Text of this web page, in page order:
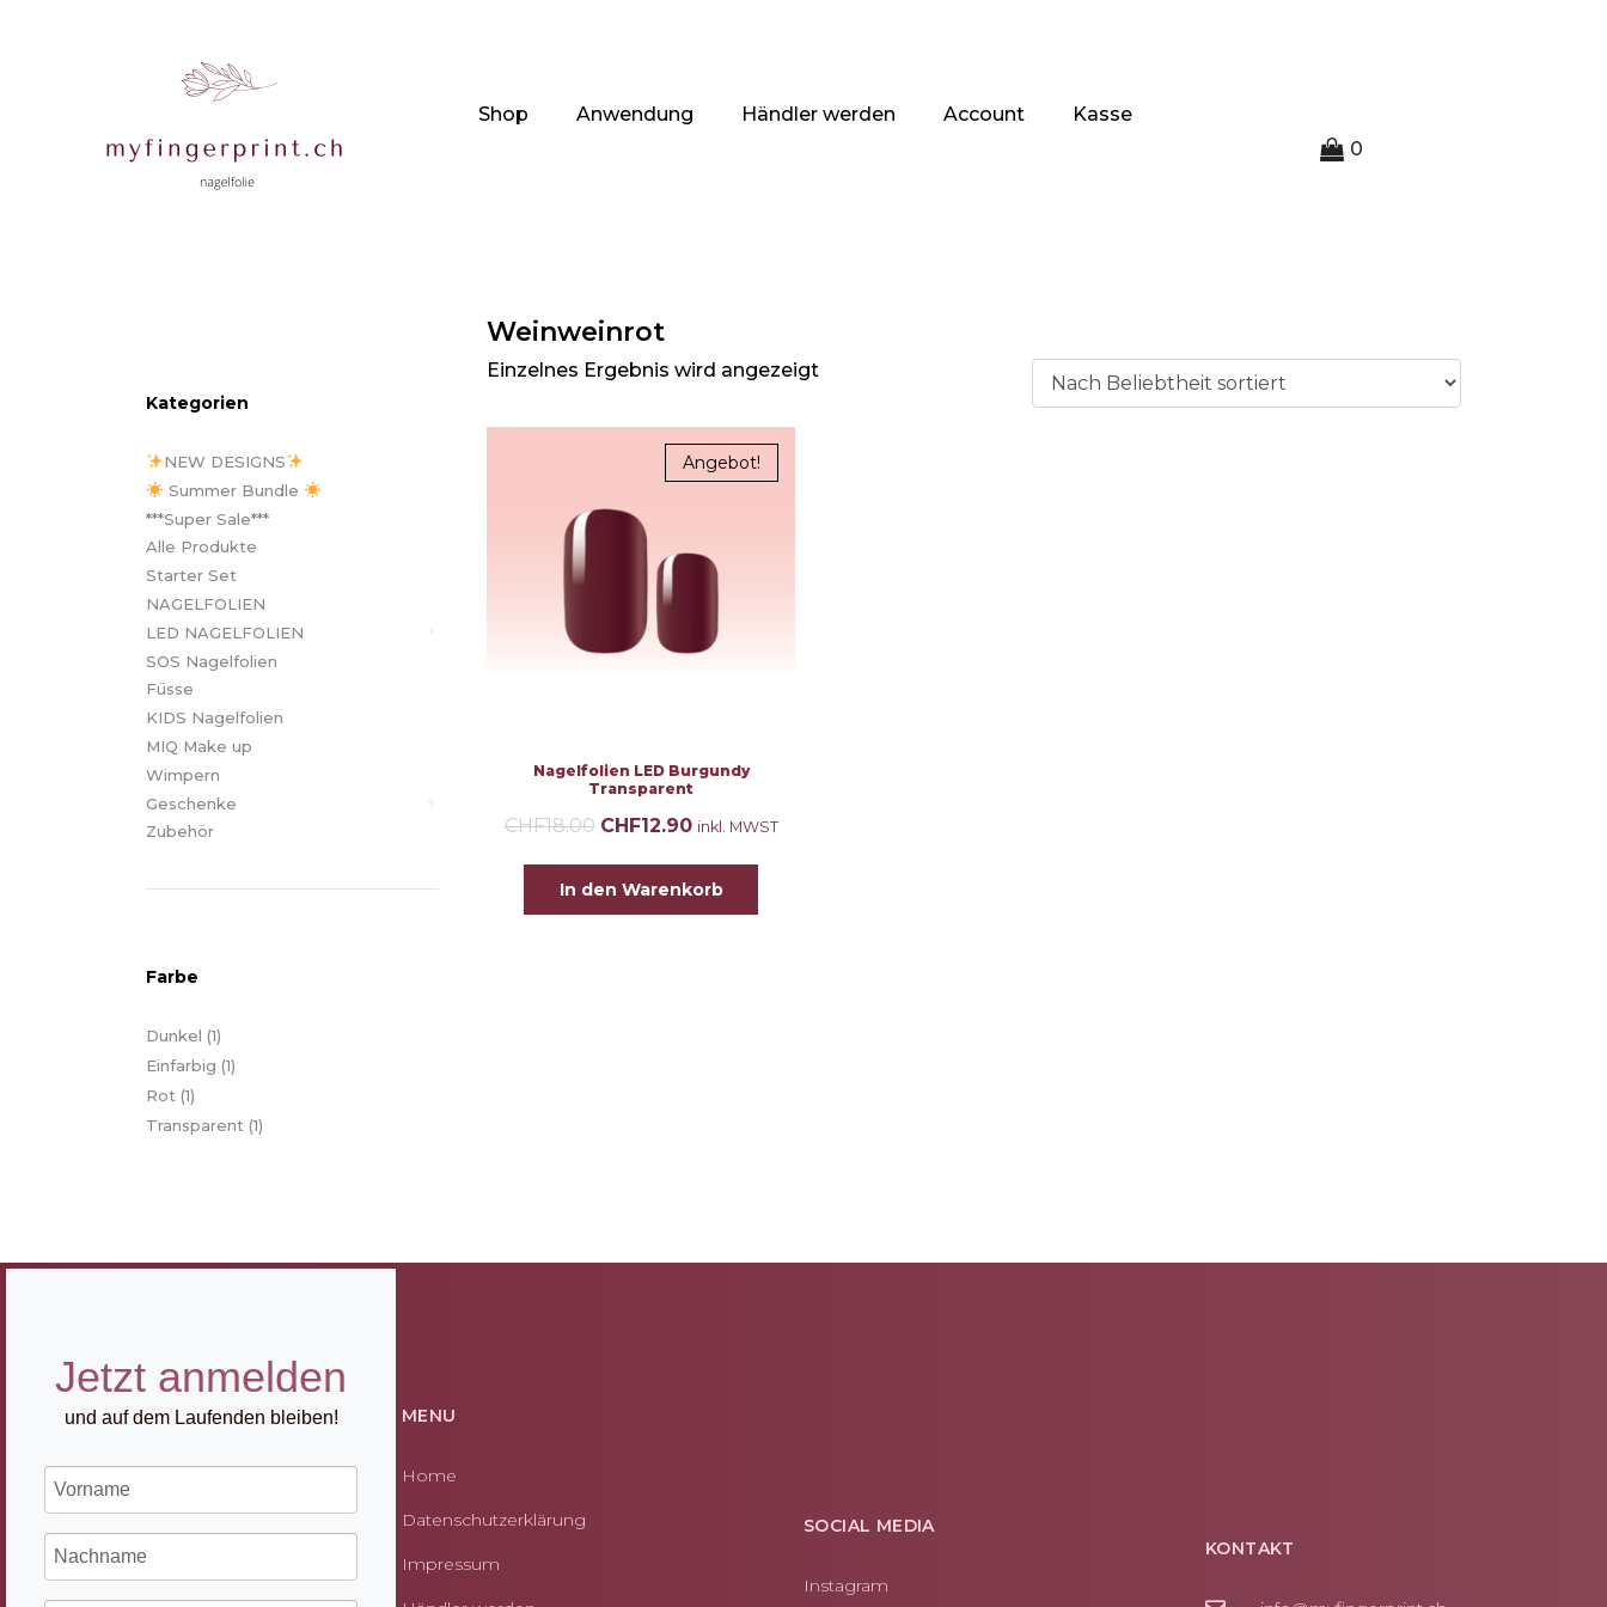
Shop Anwendung Händler werden Account
Kasse
0
Weinweinrot
Einzelnes Ergebnis wird angezeigt
Angebot!
Nagelfolien LED Burgundy
Transparent
CHF18.00 CHF12.90 inkl. MWST
In den Warenkorb
Kategorien
NEW DESIGNS
Summer Bundle
***Super Sale***
Alle Produkte
Starter Set
NAGELFOLIEN
LED NAGELFOLIEN
SOS Nagelfolien
Füsse
KIDS Nagelfolien
MIQ Make up
Wimpern
Geschenke
Zubehör
Farbe
Dunkel (1)
Einfarbig (1)
Rot (1)
Transparent (1)
Jetzt anmelden
und auf dem Laufenden bleiben! MENU
Home
Datenschutzerklärung
Impressum
SOCIAL MEDIA
Instagram
KONTAKT